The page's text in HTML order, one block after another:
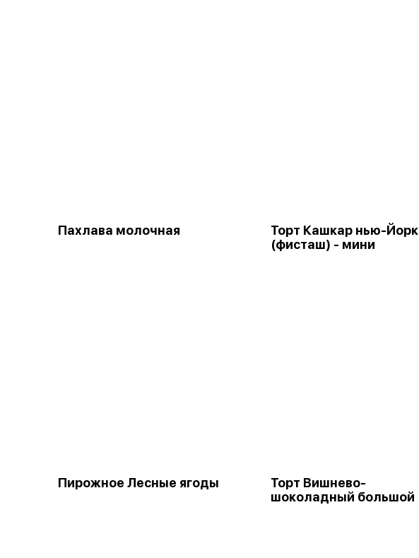
Пахлава молочная
Торт Кашкар нью-Йорк
(фисташ) - мини
Пирожное Лесные ягоды
Торт Вишнево-
шоколадный большой